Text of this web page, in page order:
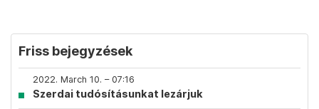
Friss bejegyzések
2022. March 10. – 07:16
Szerdai tudósításunkat lezárjuk